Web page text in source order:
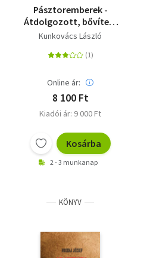
Természettudomány
Történelem
Pásztoremberek -
Átdolgozott, bővített
kiadás
Kunkovács László
Online ár:
8 100 Ft
Kiadói ár: 9 000 Ft
Kosárba
2 - 3 munkanap
KÖNYV